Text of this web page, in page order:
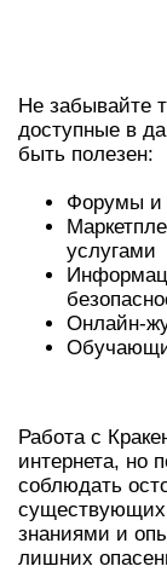
Не забывайте
доступные в
быть полезен:
Форумы и
услугами
Онлайн-
Работа с
интернета, но
соблюдать
существующих
знаниями и
лишних